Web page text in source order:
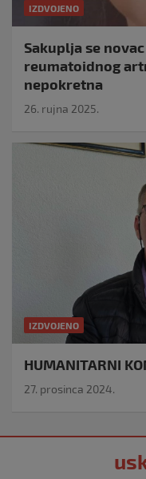
IZDVOJENO
Sakuplja se
reumatoidnog
nepokretna
26. rujna 2025.
IZDVOJENO
HUMANITARNI
27. prosinca 2024.